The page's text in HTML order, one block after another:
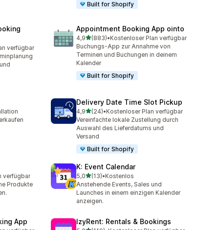
Built for Shopify
verfügbar
Appointment Booking App ointo
4,9von 5 Sternen
(883)
883 Rezensionen insgesamt
•Kostenloser Plan verfügbar
Buchungs-App zur Annahme von
Terminen und Buchungen in deinem
Kalender
Built for Shopify
Delivery Date Time Slot Pickup
4,9von 5 Sternen
(24)
24 Rezensionen insgesamt
•Kostenloser Plan verfügbar
Vereinfachte lokale Zustellung durch
Auswahl des Lieferdatums und
Versand
Built for Shopify
verfügbar
Produkte
K: Event Calendar
5,0von 5 Sternen
(13)
13 Rezensionen insgesamt
•Kostenlos
Anstehende Events, Sales und
Launches in einem einzigen Kalender
anzeigen.
App IzyRent: Rentals & Bookings